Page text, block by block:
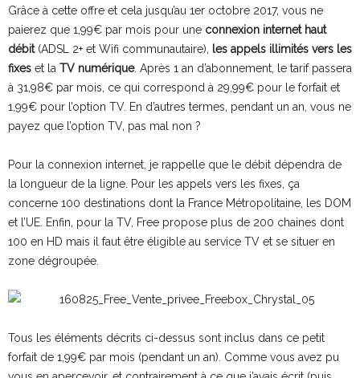
Grâce à cette offre et cela jusqu’au 1er octobre 2017, vous ne
paierez que 1,99€ par mois pour une connexion internet haut
débit(ADSL 2+ et Wifi communautaire), les appels illimités vers les
fixes et la TV numérique. Après 1 an d’abonnement, le tarif passera
à 31,98€ par mois, ce qui correspond à 29,99€ pour le forfait et
1,99€ pour l’option TV. En d’autres termes, pendant un an, vous ne
payez que l’option TV, pas mal non ?
Pour la connexion internet, je rappelle que le débit dépendra de
la longueur de la ligne. Pour les appels vers les fixes, ça
concerne 100 destinations dont la France Métropolitaine, les DOM
et l’UE. Enfin, pour la TV, Free propose plus de 200 chaines dont
100 en HD mais il faut être éligible au service TV et se situer en
zone dégroupée.
Tous les éléments décrits ci-dessus sont inclus dans ce petit
forfait de 1,99€ par mois (pendant un an). Comme vous avez pu